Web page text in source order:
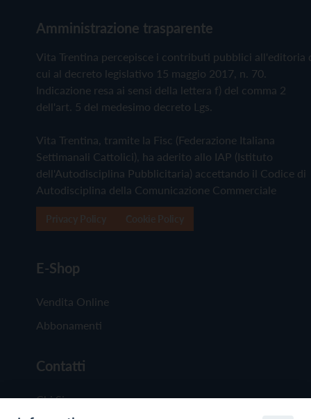
Amministrazione trasparente
Vita Trentina percepisce i contributi pubblici all'editoria
cui al decreto legislativo 15 maggio 2017, n. 70.
Indicazione resa ai sensi della lettera f) del comma 2
dell'art. 5 del medesimo decreto Lgs.
Vita Trentina, tramite la Fisc (Federazione Italiana
Settimanali Cattolici), ha aderito allo IAP (Istituto
dell'Autodisciplina Pubblicitaria) accettando il Codice di
Autodisciplina della Comunicazione Commerciale
E-Shop
Vendita Online
Abbonamenti
Contatti
Chi Siamo